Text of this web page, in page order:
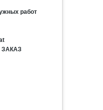
работ
ЗАКАЗ